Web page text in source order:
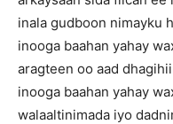
inala gudboon nimayku
inooga baahan yahay
aragteen oo aad
inooga baahan yahay
walaaltinimada iyo